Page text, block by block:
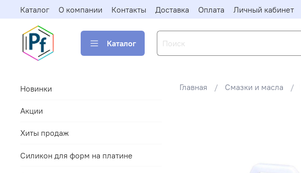
Каталог О компании Контакты Доставка Оплата Личный кабинет
Каталог
Главная Смазки и масла
Новинки
Акции
Хиты продаж
Силикон для форм на платине